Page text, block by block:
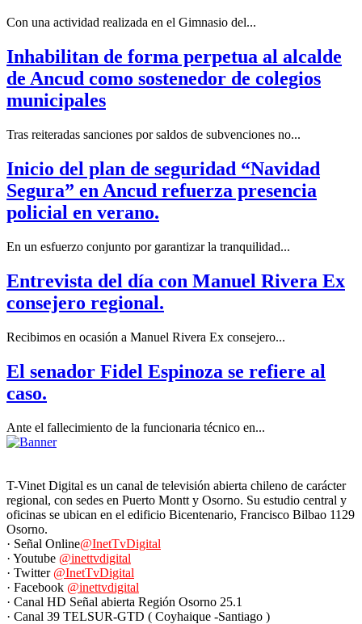
Con una actividad realizada en el Gimnasio del...
Inhabilitan de forma perpetua al alcalde
de Ancud como sostenedor de colegios
municipales
Tras reiteradas sanciones por saldos de subvenciones no...
Inicio del plan de seguridad “Navidad
Segura” en Ancud refuerza presencia
policial en verano.
En un esfuerzo conjunto por garantizar la tranquilidad...
Entrevista del día con Manuel Rivera Ex
consejero regional.
Recibimos en ocasión a Manuel Rivera Ex consejero...
El senador Fidel Espinoza se refiere al
caso.
Ante el fallecimiento de la funcionaria técnico en...
T-Vinet Digital es un canal de televisión abierta chileno de carácter
regional, con sedes en Puerto Montt y Osorno. Su estudio central y
oficinas se ubican en el edificio Bicentenario, Francisco Bilbao 1129
Osorno.
· Señal Online@InetTvDigital
· Youtube @inettvdigital
· Twitter @InetTvDigital
· Facebook @inettvdigital
· Canal HD Señal abierta Región Osorno 25.1
· Canal 39 TELSUR-GTD ( Coyhaique -Santiago )